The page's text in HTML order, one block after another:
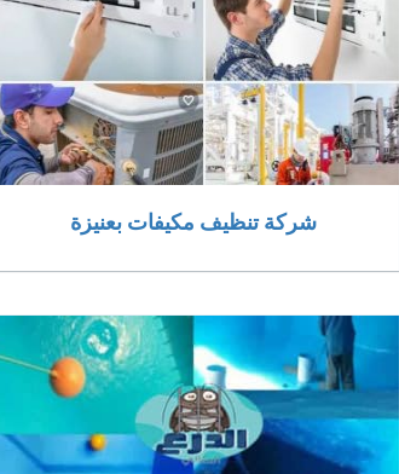
شركة تنظيف مكيفات بعنيزة